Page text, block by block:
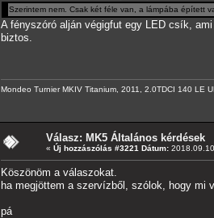
Szerintem nem. Csak két féle van, a lámpába épített
A fényszóró alján végigfut egy LED csík,
biztos.
Mondeo Turnier MKIV Titanium, 2011, 2.0TDCI 140 LE
Válasz: MK5 Általános kérdések
« Új hozzászólás #3221 Dátum:
Köszönöm a válaszokat.
ha megjöttem a szervízből, szólok, hogy mi
pá